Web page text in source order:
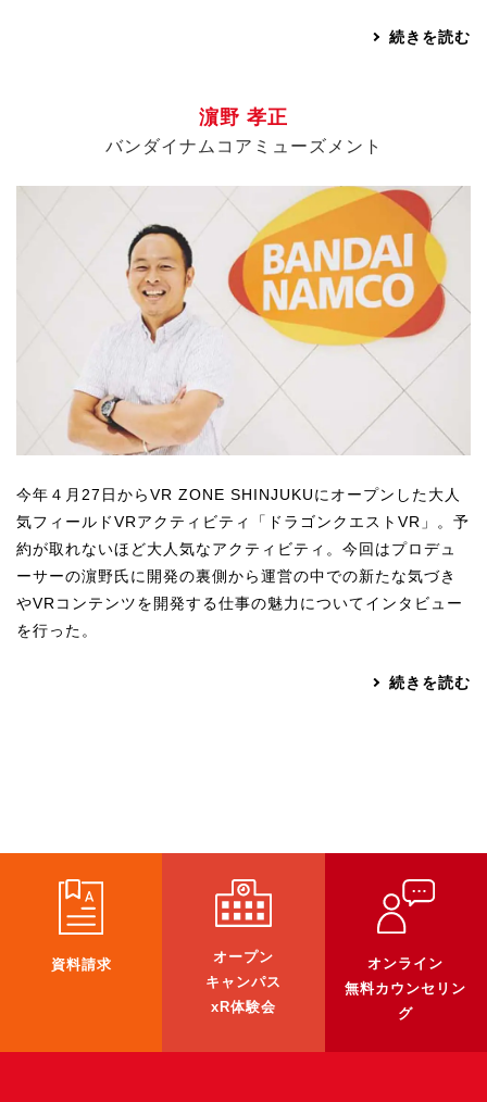
続きを読む
濵野 孝正
バンダイナムコアミューズメント
今年４月27日からVR ZONE SHINJUKUにオープンした大人
気フィールドVRアクティビティ「ドラゴンクエストVR」。予
約が取れないほど大人気なアクティビティ。今回はプロデュ
ーサーの濵野氏に開発の裏側から運営の中での新たな気づき
やVRコンテンツを開発する仕事の魅力についてインタビュー
を行った。
続きを読む
資料請求
オープン
キャンパス
xR体験会
オンライン
無料カウンセリン
グ